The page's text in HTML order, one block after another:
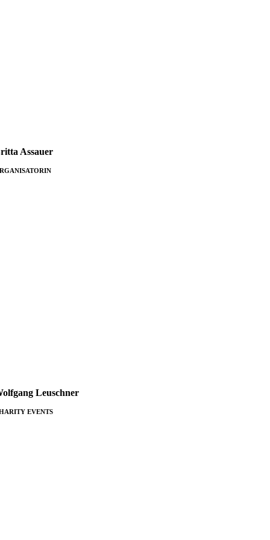
Assauer
Leusch­ner
EVENTS